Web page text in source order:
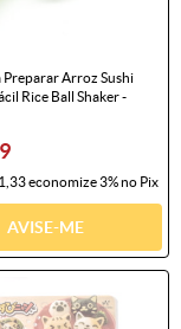
Preparar Arroz Sushi
Rice Ball Shaker -
economize3%no Pix
AVISE-ME